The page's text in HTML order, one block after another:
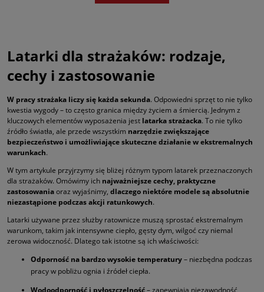
Latarki dla strażaków: rodzaje,
cechy i zastosowanie
W pracy strażaka liczy się każda sekunda. Odpowiedni sprzęt to nie tylko
kwestia wygody – to często granica między życiem a śmiercią. Jednym z
kluczowych elementów wyposażenia jest latarka strażacka. To nie tylko
źródło światła, ale przede wszystkim narzędzie zwiększające
bezpieczeństwo i umożliwiające skuteczne działanie w ekstremalnych
warunkach.
W tym artykule przyjrzymy się bliżej różnym typom latarek przeznaczonych
dla strażaków. Omówimy ich najważniejsze cechy, praktyczne
zastosowaniaoraz wyjaśnimy, dlaczego niektóre modele są absolutnie
niezastąpione podczas akcji ratunkowych.
Latarki używane przez służby ratownicze muszą sprostać ekstremalnym
warunkom, takim jak intensywne ciepło, gęsty dym, wilgoć czy niemal
zerowa widoczność. Dlatego tak istotne są ich właściwości:
Odporność na bardzo wysokie temperatury– niezbędna podczas
pracy w pobliżu ognia i źródeł ciepła.
Wodoodporność i pyłoszczelność– zapewniają niezawodność